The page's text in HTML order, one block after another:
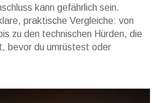
kann gefährlich sein.
praktische Vergleiche: von
zu den technischen Hürden, die
bevor du umrüstest oder